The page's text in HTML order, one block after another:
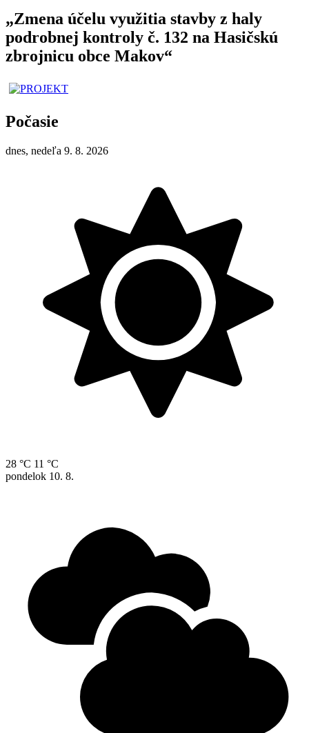
„Zmena účelu využitia stavby z haly
podrobnej kontroly č. 132 na Hasičskú
zbrojnicu obce Makov“
Počasie
dnes, nedeľa 9. 8. 2026
28 °C 11 °C
pondelok 10. 8.